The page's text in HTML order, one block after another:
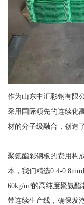
作为山东中汇彩钢有限
采用国际领先的连续化
材的分子级融合，创造
聚氨酯彩钢板的费用构
本，我们精选0.4-
60kg/m³的高纯度聚氨
带连续生产线，确保发